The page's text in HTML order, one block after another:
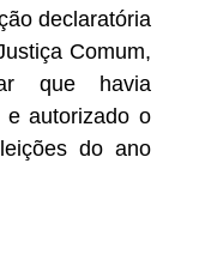
declaratória
Comum,
que havia
e autorizado o
do ano